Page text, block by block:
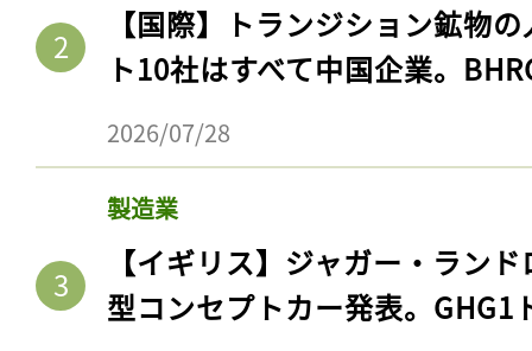
【国際】トランジション鉱物
ト10社はすべて中国企業。
2026/07/28
製造業
【イギリス】ジャガー・ラン
型コンセプトカー発表。GHG1